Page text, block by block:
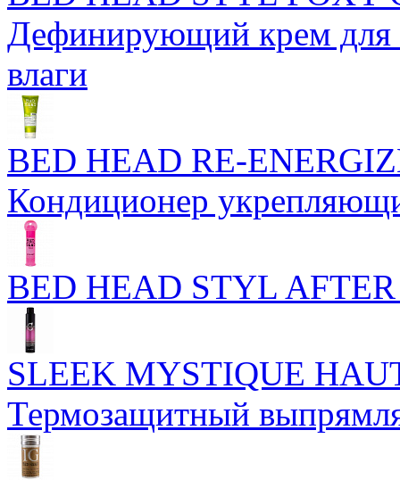
Дефинирующий крем для
влаги
BED HEAD RE-
Кондиционер
BED HEAD STYL
SLEEK MYSTIQUE
Термозащитный